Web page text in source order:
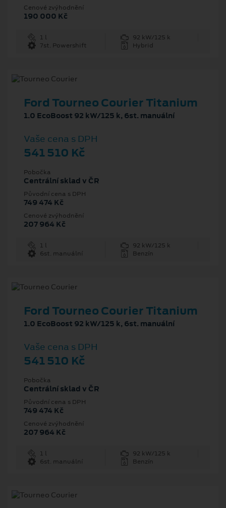
Cenové zvýhodnění
190 000 Kč
1 l
92 kW/125 k
7st. Powershift
Hybrid
Ford Tourneo Courier Titanium
1.0 EcoBoost 92 kW/125 k, 6st. manuální
Vaše cena s DPH
541 510 Kč
Pobočka
Centrální sklad v ČR
Původní cena s DPH
749 474 Kč
Cenové zvýhodnění
207 964 Kč
1 l
92 kW/125 k
6st. manuální
Benzín
Ford Tourneo Courier Titanium
1.0 EcoBoost 92 kW/125 k, 6st. manuální
Vaše cena s DPH
541 510 Kč
Pobočka
Centrální sklad v ČR
Původní cena s DPH
749 474 Kč
Cenové zvýhodnění
207 964 Kč
1 l
92 kW/125 k
6st. manuální
Benzín